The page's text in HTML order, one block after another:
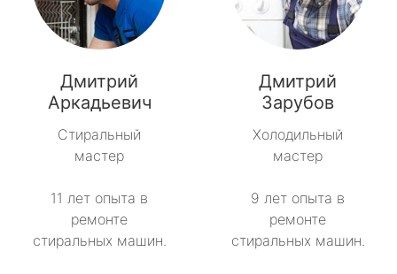
Дмитрий
Аркадьевич
Стиральный
мастер
11 лет опыта в
ремонте
стиральных машин.
Дмитрий
Зарубов
Холодильный
мастер
9 лет опыта в
ремонте
стиральных машин.